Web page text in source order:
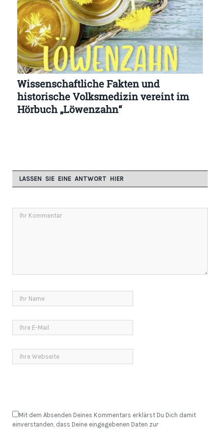
Wissenschaftliche Fakten und
historische Volksmedizin vereint im
Hörbuch „Löwenzahn“
LASSEN SIE EINE ANTWORT HIER
Mit dem Absenden Deines Kommentars erklärst Du Dich damit
einverstanden, dass Deine eingegebenen Daten zur